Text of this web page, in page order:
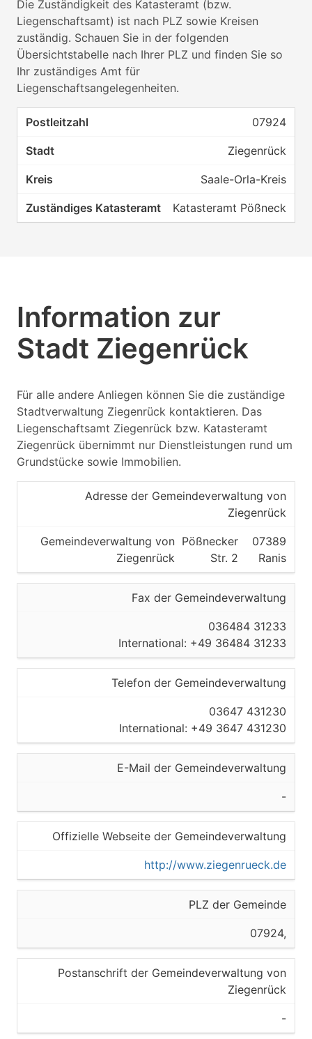
Die Zuständigkeit des Katasteramt (bzw.
Liegenschaftsamt) ist nach PLZ sowie Kreisen
zuständig. Schauen Sie in der folgenden
Übersichtstabelle nach Ihrer PLZ und finden Sie so
Ihr zuständiges Amt für
Liegenschaftsangelegenheiten.
07924
Ziegenrück
Saale-Orla-Kreis
Katasteramt Pößneck
Information zur
Stadt Ziegenrück
Für alle andere Anliegen können Sie die zuständige
Stadtverwaltung Ziegenrück kontaktieren. Das
Liegenschaftsamt Ziegenrück bzw. Katasteramt
Ziegenrück übernimmt nur Dienstleistungen rund um
Grundstücke sowie Immobilien.
Adresse der Gemeindeverwaltung von
Ziegenrück
Gemeindeverwaltung von
Ziegenrück
Pößnecker
Str. 2
07389
Ranis
Fax der Gemeindeverwaltung
036484 31233
International: +49 36484 31233
Telefon der Gemeindeverwaltung
03647 431230
International: +49 3647 431230
E-Mail der Gemeindeverwaltung
-
Offizielle Webseite der Gemeindeverwaltung
http://www.ziegenrueck.de
PLZ der Gemeinde
07924,
Postanschrift der Gemeindeverwaltung von
Ziegenrück
-